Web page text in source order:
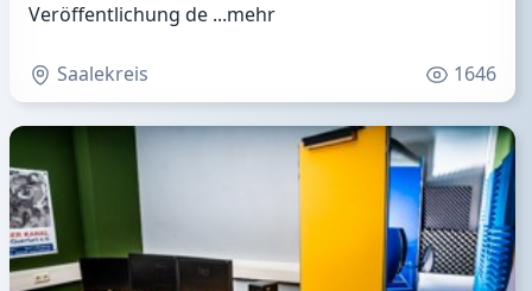
Veröffentlichung de ...mehr
Saalekreis 1646